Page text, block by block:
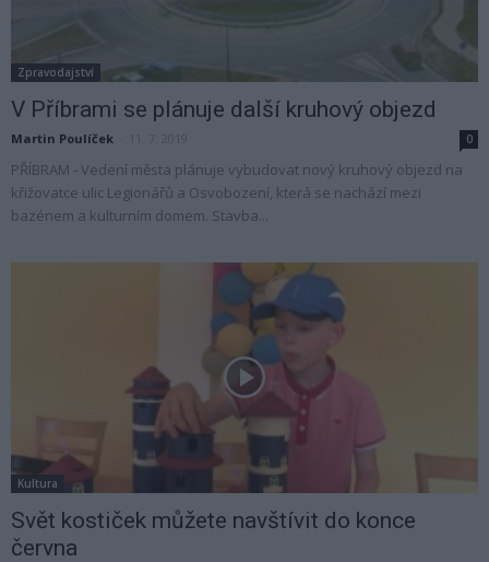
Zpravodajství
V Příbrami se plánuje další kruhový objezd
Martin Poulíček 0
PŘÍBRAM - Vedení města plánuje vybudovat nový kruhový objezd na
křižovatce ulic Legionářů a Osvobození, která se nachází mezi
bazénem a kulturním domem. Stavba...
Kultura
Svět kostiček můžete navštívit do konce
června